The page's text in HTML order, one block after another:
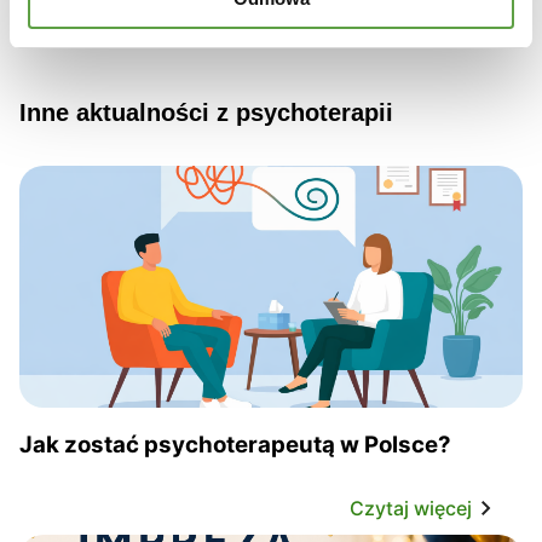
Inne aktualności z psychoterapii
Jak zostać psychoterapeutą w Polsce?
Czytaj więcej